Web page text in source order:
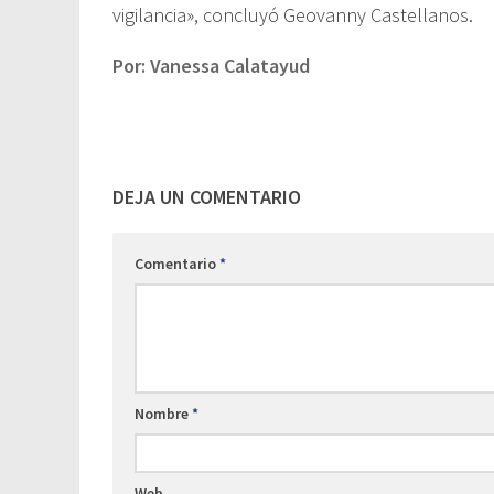
vigilancia», concluyó Geovanny Castellanos.
Por: Vanessa Calatayud
DEJA UN COMENTARIO
Comentario*
Nombre*